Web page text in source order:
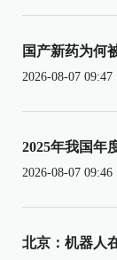
国产新药为何
2026-08-07 09:47
2025年我国年
2026-08-07 09:46
北京：机器人